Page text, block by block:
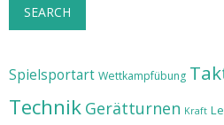
SEARCH
Spielsportart Wettkampfübung
Technik Gerätturnen Kraft